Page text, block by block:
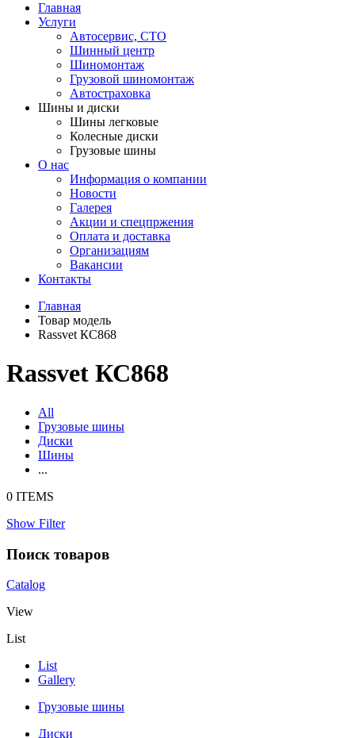
Главная
Услуги
Автосервис, СТО
Шинный центр
Шиномонтаж
Грузовой шиномонтаж
Автостраховка
Шины и диски
Шины легковые
Колесные диски
Грузовые шины
О нас
Информация о компании
Новости
Галерея
Акции и спецпржения
Оплата и доставка
Организациям
Вакансии
Контакты
Главная
Товар модель
Rassvet КС868
Rassvet КС868
All
Грузовые шины
Диски
Шины
...
0 ITEMS
Show Filter
Поиск товаров
Catalog
View
List
List
Gallery
Грузовые шины
Диски